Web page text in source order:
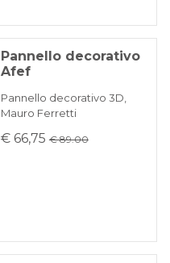
Pannello decorativo
Afef
Pannello decorativo 3D,
Mauro Ferretti
€ 66,75 € 89.00